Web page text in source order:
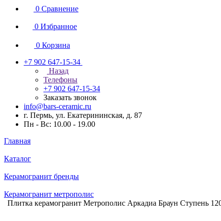
0 Сравнение
0 Избранное
0 Корзина
+7 902 647-15-34
Назад
Телефоны
+7 902 647-15-34
Заказать звонок
info@bars-ceramic.ru
г. Пермь, ул. Екатерининская, д. 87
Пн - Вс: 10.00 - 19.00
Главная
Каталог
Керамогранит бренды
Керамогранит метрополис
Плитка керамогранит Метрополис Аркадиа Браун Ступень